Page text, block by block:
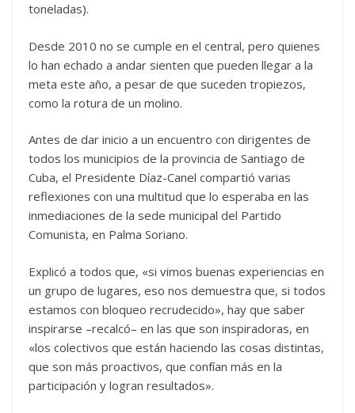
toneladas).
Desde 2010 no se cumple en el central, pero quienes
lo han echado a andar sienten que pueden llegar a la
meta este año, a pesar de que suceden tropiezos,
como la rotura de un molino.
Antes de dar inicio a un encuentro con dirigentes de
todos los municipios de la provincia de Santiago de
Cuba, el Presidente Díaz-Canel compartió varias
reflexiones con una multitud que lo esperaba en las
inmediaciones de la sede municipal del Partido
Comunista, en Palma Soriano.
Explicó a todos que, «si vimos buenas experiencias en
un grupo de lugares, eso nos demuestra que, si todos
estamos con bloqueo recrudecido», hay que saber
inspirarse –recalcó– en las que son inspiradoras, en
«los colectivos que están haciendo las cosas distintas,
que son más proactivos, que confían más en la
participación y logran resultados».